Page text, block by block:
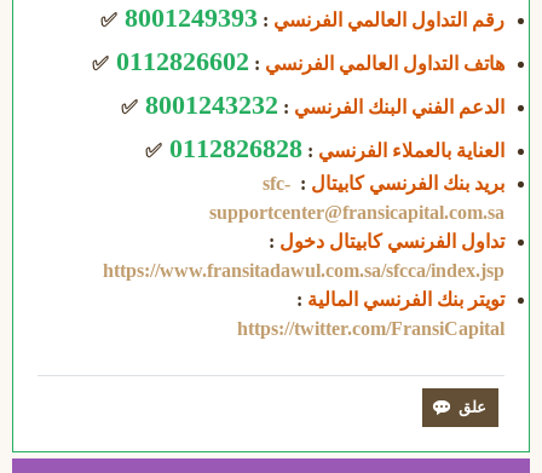
رقم التداول العالمي الفرنسي :
8001249393
✅
هاتف التداول العالمي الفرنسي :
0112826602
✅
الدعم الفني البنك الفرنسي :
8001243232
✅
العناية بالعملاء الفرنسي :
0112826828
✅
بريد بنك الفرنسي كابيتال :
sfc-
supportcenter@fransicapital.com.sa
تداول الفرنسي كابيتال دخول :
https://www.fransitadawul.com.sa/sfcca/index.jsp
تويتر بنك الفرنسي المالية :
https://twitter.com/FransiCapital